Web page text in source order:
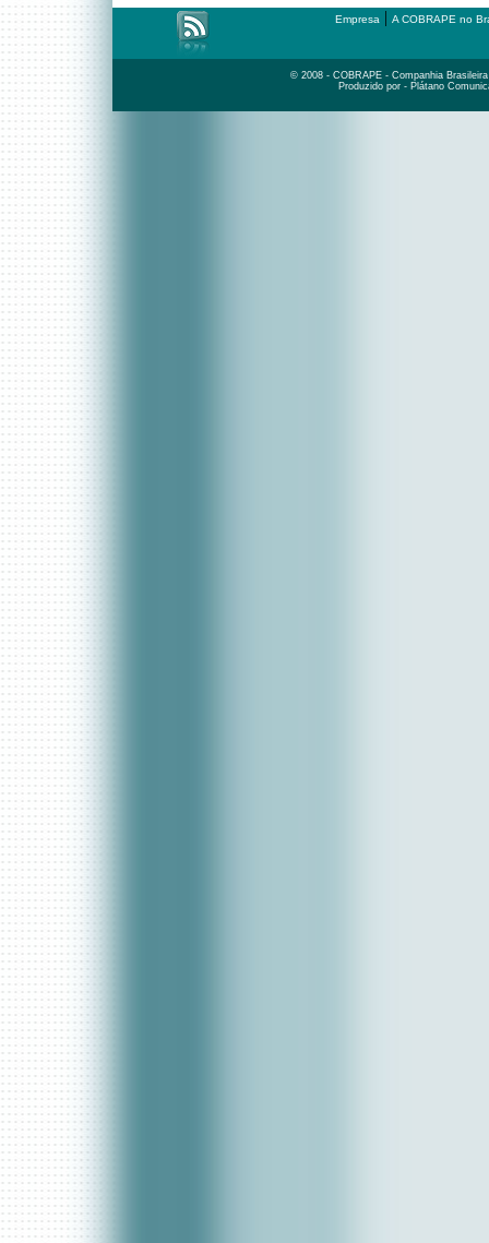
Empresa | A COBRAPE no
© 2008 - COBRAPE - Companhia
Produzido por - Plátano